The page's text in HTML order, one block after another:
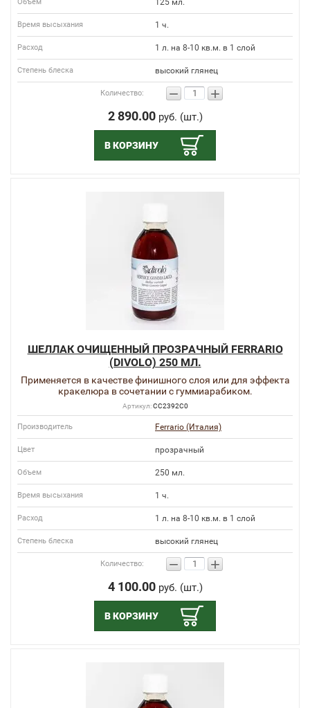
Время высыхания 1 ч.
Расход 1 л. на 8-10 кв.м. в 1 слой
Степень блеска высокий глянец
Количество: − +
2 890.00руб. (шт.)
В КОРЗИНУ
ШЕЛЛАК ОЧИЩЕННЫЙ ПРОЗРАЧНЫЙ FERRARIO
(DIVOLO) 250 МЛ.
Применяется в качестве финишного слоя или для эффекта
кракелюра в сочетании с гуммиарабиком.
Артикул:СС2392С0
Производитель Ferrario (Италия)
Цвет прозрачный
Объем 250 мл.
Время высыхания 1 ч.
Расход 1 л. на 8-10 кв.м. в 1 слой
Степень блеска высокий глянец
Количество: − +
4 100.00руб. (шт.)
В КОРЗИНУ